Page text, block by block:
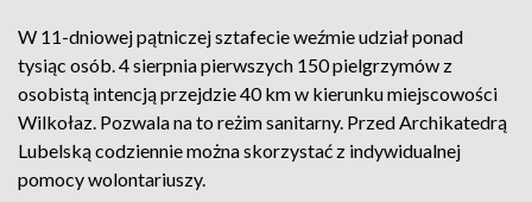
W 11-dniowej pątniczej sztafecie weźmie udział ponad
tysiąc osób. 4 sierpnia pierwszych 150 pielgrzymów z
osobistą intencją przejdzie 40 km w kierunku miejscowości
Wilkołaz. Pozwala na to reżim sanitarny. Przed Archikatedrą
Lubelską codziennie można skorzystać z indywidualnej
pomocy wolontariuszy.